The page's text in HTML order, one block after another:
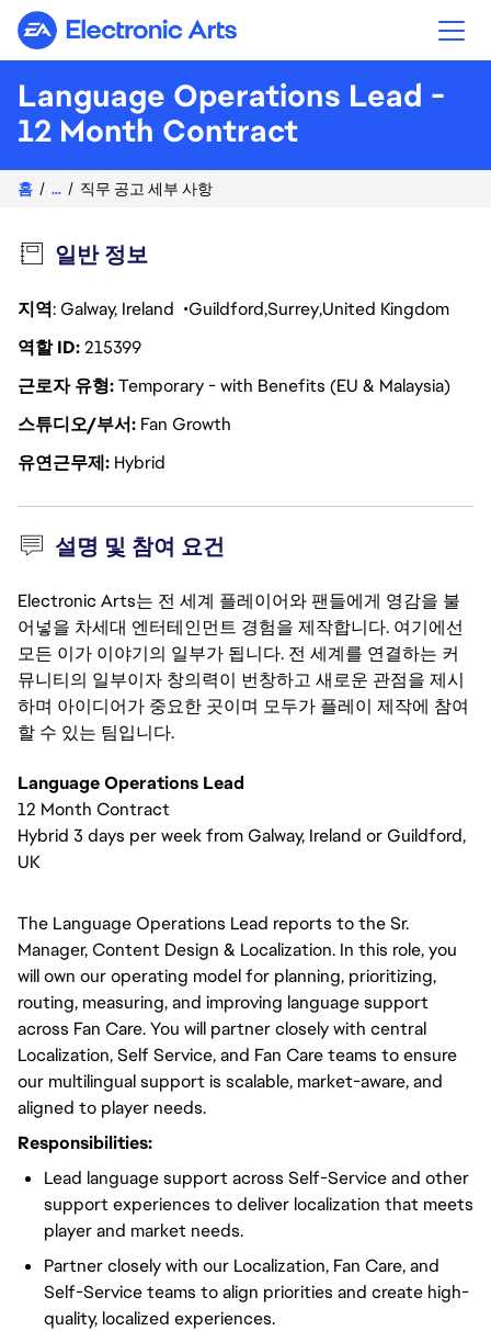
Electronic Arts
Language Operations Lead -
12 Month Contract
홈 ... 직무 공고 세부 사항
일반 정보
지역: Galway, Ireland GuildfordSurreyUnited Kingdom
역할 ID215399
근로자 유형Temporary - with Benefits (EU & Malaysia)
스튜디오/부서 Fan Growth
유연근무제 Hybrid
설명 및 참여 요건
Electronic Arts는 전 세계 플레이어와 팬들에게 영감을 불
어넣을 차세대 엔터테인먼트 경험을 제작합니다. 여기에선
모든 이가 이야기의 일부가 됩니다. 전 세계를 연결하는 커
뮤니티의 일부이자 창의력이 번창하고 새로운 관점을 제시
하며 아이디어가 중요한 곳이며 모두가 플레이 제작에 참여
할 수 있는 팀입니다.
Language Operations Lead
12 Month Contract
Hybrid 3 days per week from Galway, Ireland or Guildford,
UK
The Language Operations Lead reports to the Sr.
Manager, Content Design & Localization. In this role, you
will own our operating model for planning, prioritizing,
routing, measuring, and improving language support
across Fan Care. You will partner closely with central
Localization, Self Service, and Fan Care teams to ensure
our multilingual support is scalable, market-aware, and
aligned to player needs.
Responsibilities:
Lead language support across Self-Service and other
support experiences to deliver localization that meets
player and market needs.
Partner closely with our Localization, Fan Care, and
Self-Service teams to align priorities and create high-
quality, localized experiences.